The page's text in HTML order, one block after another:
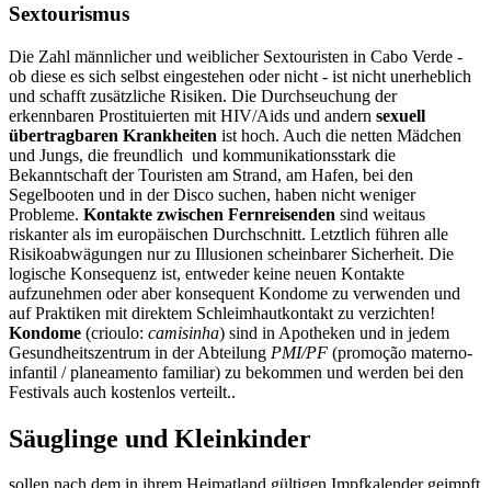
Sextourismus
Die Zahl männlicher und weiblicher Sextouristen in Cabo Verde -
ob diese es sich selbst eingestehen oder nicht - ist nicht unerheblich
und schafft zusätzliche Risiken. Die Durchseuchung der
erkennbaren Prostituierten mit HIV/Aids und andern sexuell
übertragbaren Krankheiten ist hoch. Auch die netten Mädchen
und Jungs, die freundlich und kommunikationsstark die
Bekanntschaft der Touristen am Strand, am Hafen, bei den
Segelbooten und in der Disco suchen, haben nicht weniger
Probleme. Kontakte zwischen Fernreisenden sind weitaus
riskanter als im europäischen Durchschnitt. Letztlich führen alle
Risikoabwägungen nur zu Illusionen scheinbarer Sicherheit. Die
logische Konsequenz ist, entweder keine neuen Kontakte
aufzunehmen oder aber konsequent Kondome zu verwenden und
auf Praktiken mit direktem Schleimhautkontakt zu verzichten!
Kondome (crioulo: camisinha) sind in Apotheken und in jedem
Gesundheitszentrum in der Abteilung PMI/PF (promoção materno-
infantil / planeamento familiar) zu bekommen und werden bei den
Festivals auch kostenlos verteilt..
Säuglinge und Kleinkinder